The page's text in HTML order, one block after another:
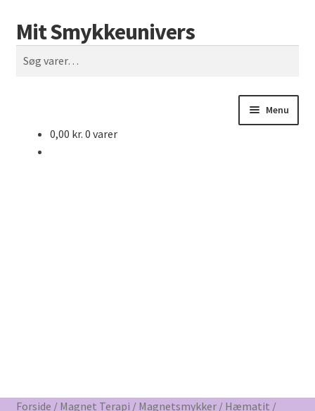
Spring
til
navigation
Spring
til
indhold
Mit Smykkeunivers
efter:
Søg
Menu
Månedens Tilbud
0,00 kr. 0 varer
Forside / Magnet Terapi / Magnetsmykker/ Hæmatit /